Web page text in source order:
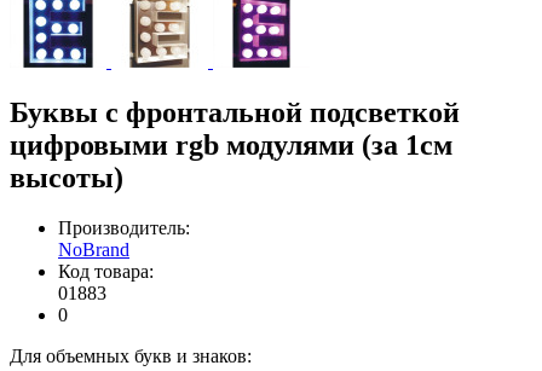
Буквы с фронтальной подсветкой
цифровыми rgb модулями (за 1см
высоты)
Производитель:
NoBrand
Код товара:
01883
0
Для объемных букв и знаков: